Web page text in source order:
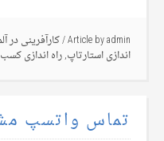
Article byadmin
/کارآفرینی در
اندازی استارتاپ,راه اندازی
تماس واتسپ